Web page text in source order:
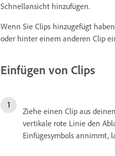
Schnellansicht hinzufügen.
Wenn Sie Clips hinzugefügt
oder hinter einem anderen Clip
Einfügen von Clips
Ziehe einen Clip aus
vertikale rote Linie den
Einfügesymbols annimmt,